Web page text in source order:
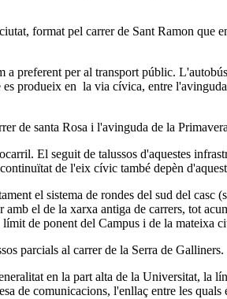
format pel carrer de Sant Ramon que
preferent per al transport públic.
es produeix en la via cívica, entre
de santa Rosa i l'avinguda de la
El seguit de talussos d'aquestes
de l'eix cívic també depèn
el sistema de rondes del sud del casc
el de la xarxa antiga de carrers, tot
de ponent del Campus i de la mateixa
parcials al carrer de la Serra de Galliners.
en la part alta de la Universitat, la
de comunicacions, l'enllaç entre les quals